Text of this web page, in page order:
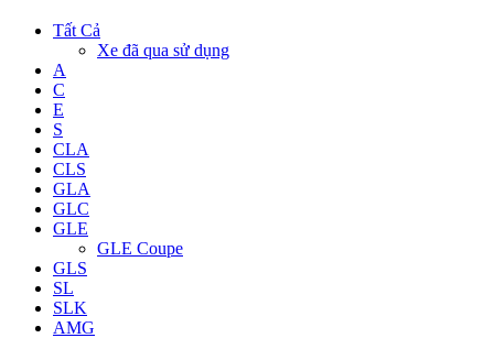
Tất Cả
Xe đã qua sử dụng
A
C
E
S
CLA
CLS
GLA
GLC
GLE
GLE Coupe
GLS
SL
SLK
AMG